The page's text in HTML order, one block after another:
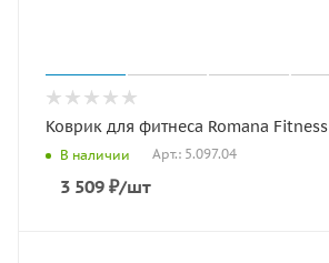
Коврик для фитнеса Romana Fitness
В наличии Арт.: 5.097.04
3 509 ₽/шт